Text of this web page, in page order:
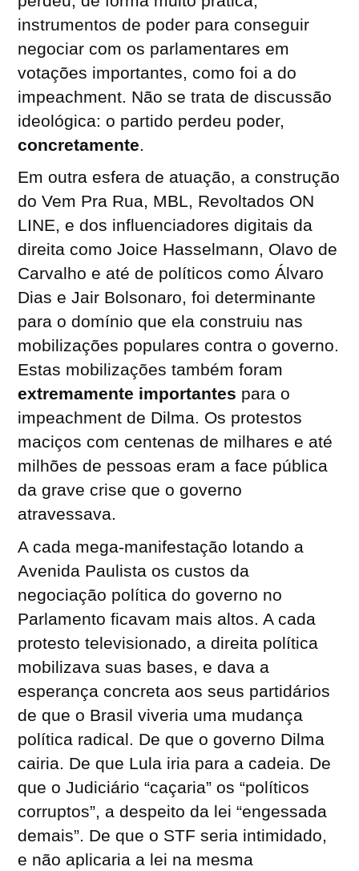
instrumentos de poder para conseguir
negociar com os parlamentares em
votações importantes, como foi a do
impeachment. Não se trata de discussão
ideológica: o partido perdeu poder,
concretamente.
Em outra esfera de atuação, a construção
do Vem Pra Rua, MBL, Revoltados ON
LINE, e dos influenciadores digitais da
direita como Joice Hasselmann, Olavo de
Carvalho e até de políticos como Álvaro
Dias e Jair Bolsonaro, foi determinante
para o domínio que ela construiu nas
mobilizações populares contra o governo.
Estas mobilizações também foram
extremamente importantes para o
impeachment de Dilma. Os protestos
maciços com centenas de milhares e até
milhões de pessoas eram a face pública
da grave crise que o governo
atravessava.
A cada mega-manifestação lotando a
Avenida Paulista os custos da
negociação política do governo no
Parlamento ficavam mais altos. A cada
protesto televisionado, a direita política
mobilizava suas bases, e dava a
esperança concreta aos seus partidários
de que o Brasil viveria uma mudança
política radical. De que o governo Dilma
cairia. De que Lula iria para a cadeia. De
que o Judiciário “caçaria” os “políticos
corruptos”, a despeito da lei “engessada
demais”. De que o STF seria intimidado,
e não aplicaria a lei na mesma